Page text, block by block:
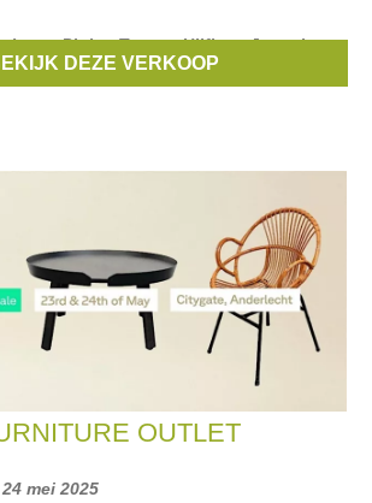
,boss,Pinko,Tommy Hilfiger,Joseph
DEZE VERKOOP
OUTLET
mei 2025